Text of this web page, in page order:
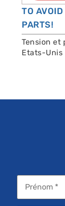
TO
PARTS!
Tension et
Etats-Unis